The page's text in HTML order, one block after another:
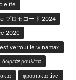
elite
プロモコード 2024
2020
verrouillé winamax
δωρεάν ρουλέτα
φρουτακια live